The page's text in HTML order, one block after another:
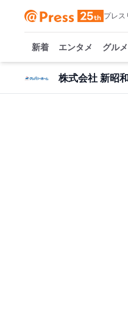
プレス
新着 エンタメ グルメ
株式会社 新昭